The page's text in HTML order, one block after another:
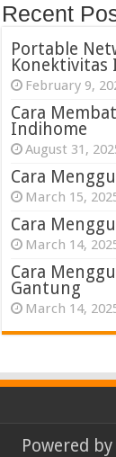
Recent
Portable
Konektivitas
February 9,
Cara
Indihome
August 31,
Cara
March 15,
Cara
March 14,
Cara
Gantung
March 14,
Powered by